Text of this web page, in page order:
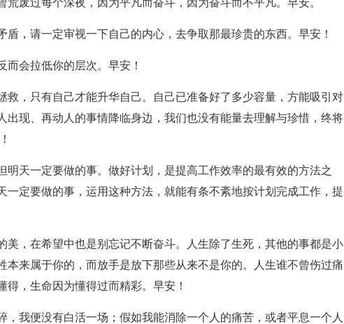
荒废过每个深夜，因为平凡而奋斗，因为奋斗而不平凡。早安。
盾，请一定审视一下自己的内心，去争取那最珍贵的东西。早安！
而会拉低你的层次。早安！
救，只有自己才能升华自己。自己已准备好了多少容量，方能吸引对
出现、再动人的事情降临身边，我们也没有能量去理解与珍惜，终将
明天一定要做的事。做好计划，是提高工作效率的最有效的方法之
一定要做的事，运用这种方法，就能有条不紊地按计划完成工作，提
美，在希望中也是别忘记不断奋斗。人生除了生死，其他的事都是小
本来属于你的，而放手是放下那些从来不是你的。人生谁不曾伤过痛
，生命因为懂得过而精彩。早安！
，我便没有白活一场；假如我能消除一个人的痛苦，或者平息一个人